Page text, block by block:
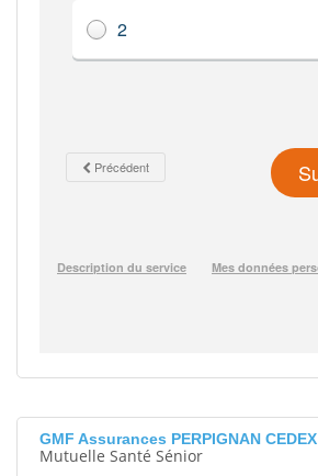
GMF Assurances PERPIGNAN CEDEX
Mutuelle Santé Sénior